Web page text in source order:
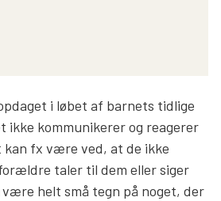
i løbet af barnets tidlige
ikke kommunikerer og reagerer
kan fx være ved, at de ikke
taler til dem eller siger
helt små tegn på noget, der